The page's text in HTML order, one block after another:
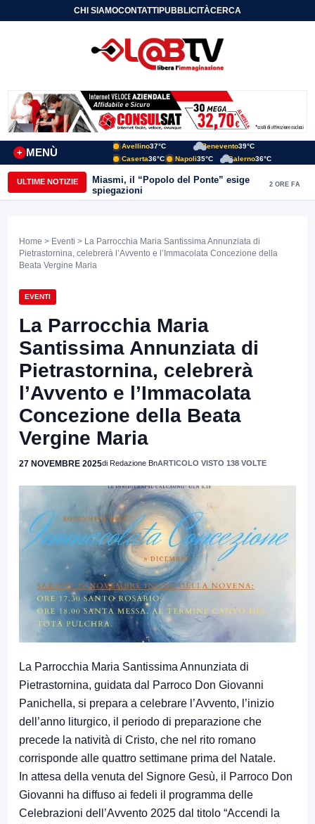
CHI SIAMOCONTATTIPUBBLICITÀCERCA
MENÙ
+
Avellino37°C Benevento39°C
Caserta36°C Napoli35°C Salerno36°C
ULTIME NOTIZIE
Miasmi, il “Popolo del Ponte” esige
spiegazioni
2 ORE FA
Home > Eventi > La Parrocchia Maria Santissima Annunziata di
Pietrastornina, celebrerà l’Avvento e l’Immacolata Concezione della
Beata Vergine Maria
EVENTI
La Parrocchia Maria
Santissima Annunziata di
Pietrastornina, celebrerà
l’Avvento e l’Immacolata
Concezione della Beata
Vergine Maria
27 NOVEMBRE 2025di Redazione BnARTICOLO VISTO 138 VOLTE
La Parrocchia Maria Santissima Annunziata di
Pietrastornina, guidata dal Parroco Don Giovanni
Panichella, si prepara a celebrare l’Avvento, l’inizio
dell’anno liturgico, il periodo di preparazione che
precede la natività di Cristo, che nel rito romano
corrisponde alle quattro settimane prima del Natale.
In attesa della venuta del Signore Gesù, il Parroco Don
Giovanni ha diffuso ai fedeli il programma delle
Celebrazioni dell’Avvento 2025 dal titolo “Accendi la